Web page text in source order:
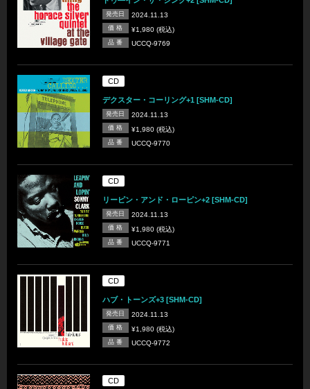
発売日 2024.11.13
価 格 ¥1,980 (税込)
品 番 UCCQ-9769
CD
デクスター・コーリング+1 [SHM-CD]
発売日 2024.11.13
価 格 ¥1,980 (税込)
品 番 UCCQ-9770
CD
リーピン・アンド・ローピン+2 [SHM-CD]
発売日 2024.11.13
価 格 ¥1,980 (税込)
品 番 UCCQ-9771
CD
ハブ・トーンズ+3 [SHM-CD]
発売日 2024.11.13
価 格 ¥1,980 (税込)
品 番 UCCQ-9772
CD